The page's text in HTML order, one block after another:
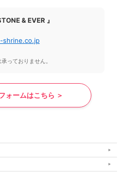
& EVER 』
shrine.co.jp
っておりません。
ォームはこちら ＞